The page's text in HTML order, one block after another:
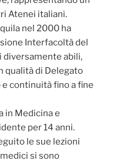
Atenei italiani.
nel 2000 ha
Interfacoltà del
abili,
qualità di Delegato
continuità fino a fine
in Medicina e
per 14 anni.
le sue lezioni
si sono